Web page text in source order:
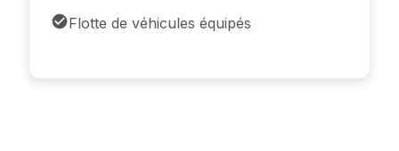
Flotte de véhicules équipés